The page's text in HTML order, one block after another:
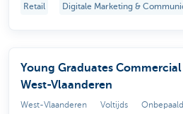
Retail Digitale Marketing &
Young Graduates
West-Vlaanderen
West-Vlaanderen Voltijds